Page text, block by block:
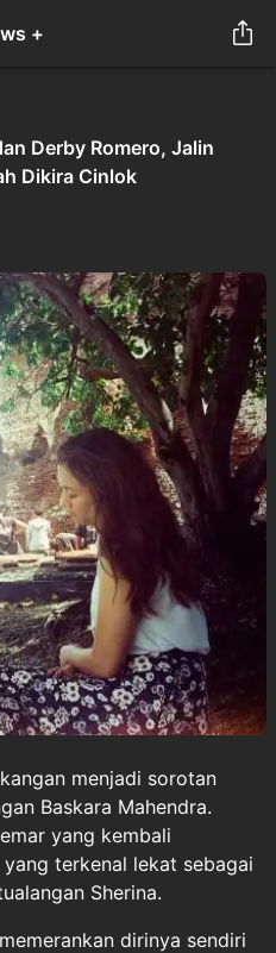
+
Derby Romero, Jalin
Dikira Cinlok
menjadi sorotan
Baskara Mahendra.
yang kembali
terkenal lekat sebagai
Sherina.
dirinya sendiri